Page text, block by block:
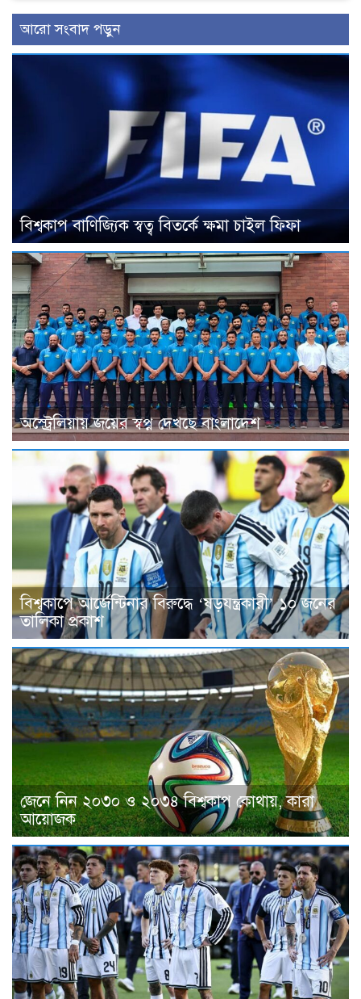
আরো সংবাদ পড়ুন
বিশ্বকাপ বাণিজ্যিক স্বত্ব বিতর্কে ক্ষমা চাইল ফিফা
অস্ট্রেলিয়ায় জয়ের স্বপ্ন দেখছে বাংলাদেশ
বিশ্বকাপে আর্জেন্টিনার বিরুদ্ধে ‘ষড়যন্ত্রকারী’ ১০ জনের
তালিকা প্রকাশ
জেনে নিন ২০৩০ ও ২০৩৪ বিশ্বকাপ কোথায়, কারা
আয়োজক